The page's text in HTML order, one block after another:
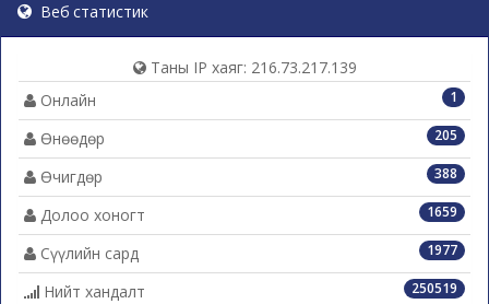
Веб статистик
Таны IP хаяг: 216.73.217.139
1
Онлайн
205
Өнөөдөр
388
Өчигдөр
1659
Долоо хоногт
1977
Сүүлийн сард
250519
Нийт хандалт